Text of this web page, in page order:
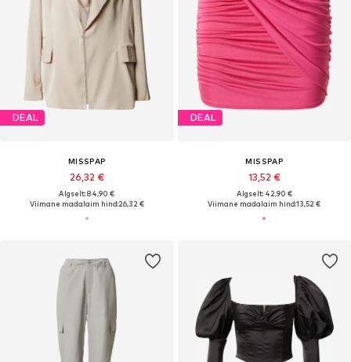
DEAL
MISSPAP
26,32 €
Algselt: 84,90 €
Viimane madalaim hind:26,32 €
DEAL
MISSPAP
13,52 €
Algselt: 42,90 €
Viimane madalaim hind:13,52 €